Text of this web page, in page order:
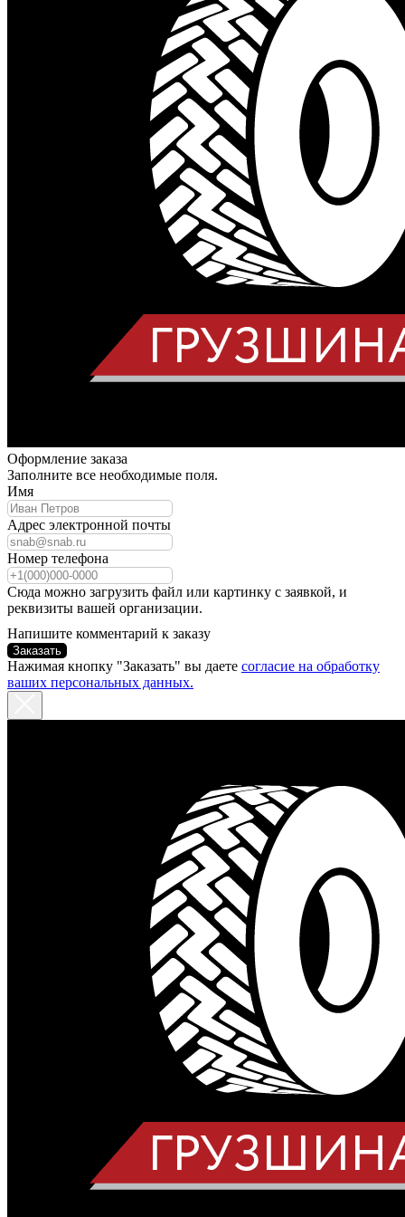
Оформление заказа
Заполните все необходимые поля.
Имя
Адрес электронной почты
Номер телефона
Сюда можно загрузить файл или картинку с заявкой, и
реквизиты вашей организации.
Напишите комментарий к заказу
Заказать
Нажимая кнопку "Заказать" вы даете согласие на обработку
ваших персональных данных.